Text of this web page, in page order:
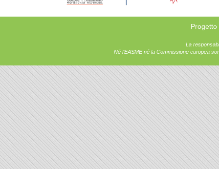
La
Né l’EASME né la Commissione europea